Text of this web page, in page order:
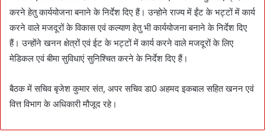
करने हेतु कार्ययोजना बनाने के निर्देश दिए हैं। उन्होने राज्य में ईंट के भट्टों में कार्य
करने वाले मजदूरों के विकास एवं कल्याण हेतु भी कार्ययोजना बनाने के निर्देश दिए
हैं। उन्होंने खनन क्षेत्रों एवं ईट के भट्टों में कार्य करने वाले मजदूरों के लिए
मेडिकल एवं बीमा सुविधाएं सुनिश्चित करने के निर्देश दिए हैं।
बैठक में सचिव बृजेश कुमार संत, अपर सचिव डा0 अहमद इकबाल सहित खनन एवं
वित्त विभाग के अधिकारी मौजूद रहे।